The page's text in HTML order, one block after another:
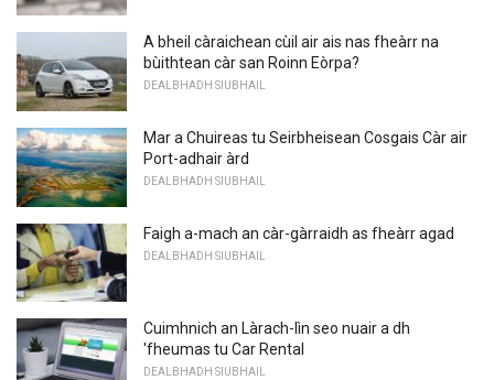
A bheil càraichean cùil air ais nas fheàrr na
bùithtean càr san Roinn Eòrpa?
DEALBHADH SIUBHAIL
Mar a Chuireas tu Seirbheisean Cosgais Càr air
Port-adhair àrd
DEALBHADH SIUBHAIL
Faigh a-mach an càr-gàrraidh as fheàrr agad
DEALBHADH SIUBHAIL
Cuimhnich an Làrach-lìn seo nuair a dh
'fheumas tu Car Rental
DEALBHADH SIUBHAIL